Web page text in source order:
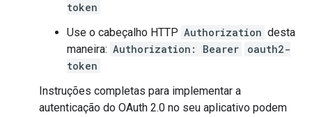
token
Use o cabeçalho HTTP Authorization desta
maneira: Authorization: Bearer
oauth2-
token
Instruções completas para implementar a
autenticação do OAuth 2.0 no seu aplicativo podem